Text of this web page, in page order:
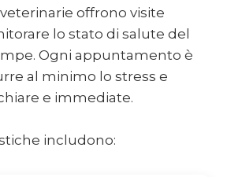
offrono visite
lo stato di salute del
Ogni appuntamento è
al minimo lo stress e
e immediate.
includono: